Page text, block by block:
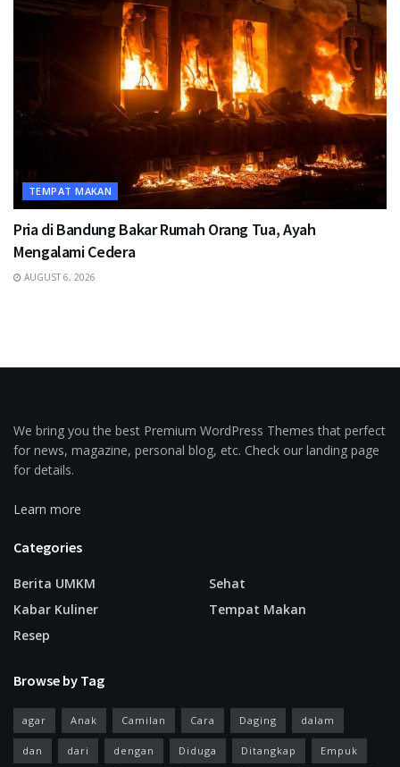
TEMPAT MAKAN
Pria di Bandung Bakar Rumah Orang Tua, Ayah
Mengalami Cedera
AUGUST 6, 2026
We bring you the best Premium WordPress Themes that perfect
for news, magazine, personal blog, etc. Check our landing page
for details.
Learn more
Categories
Berita UMKM
Kabar Kuliner
Resep
Sehat
Tempat Makan
Browse by Tag
agar Anak Camilan Cara Daging dalam
dan dari dengan Diduga Ditangkap Empuk